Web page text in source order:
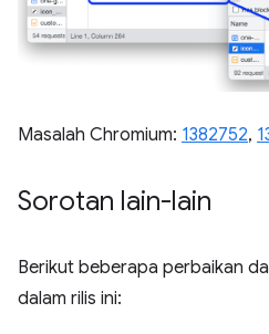
Masalah Chromium: 1382752,
Sorotan lain-lain
Berikut beberapa perbaikan
dalam rilis ini: